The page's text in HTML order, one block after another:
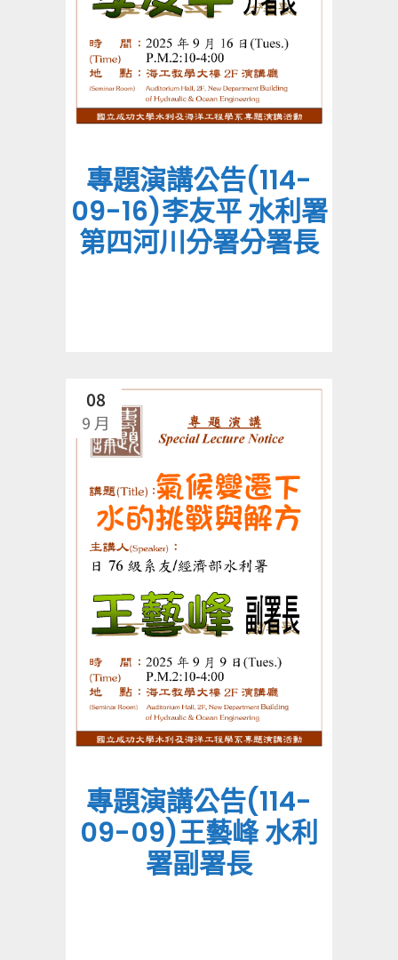
專題演講公告(114-
09-16)李友平 水利署
第四河川分署分署長
08
9 月
專題演講公告(114-
09-09)王藝峰 水利
署副署長